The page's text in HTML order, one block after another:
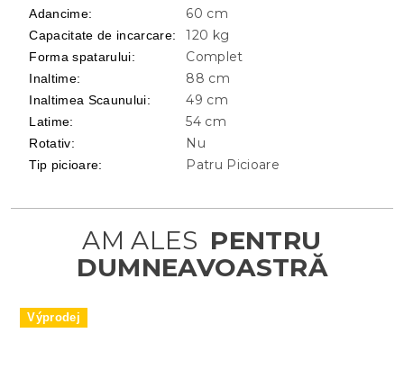
Výprodej
Adancime: 60 cm
Capacitate de incarcare: 120 kg
Forma spatarului: Complet
Inaltime: 88 cm
Inaltimea Scaunului: 49 cm
Latime: 54 cm
Rotativ: Nu
Tip picioare: Patru Picioare